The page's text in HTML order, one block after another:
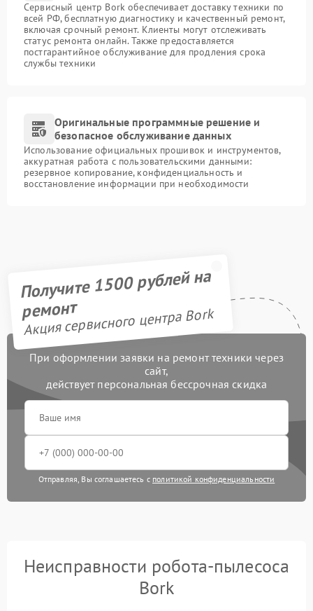
Сервисный центр Bork обеспечивает доставку техники по
всей РФ, бесплатную диагностику и качественный ремонт,
включая срочный ремонт. Клиенты могут отслеживать
статус ремонта онлайн. Также предоставляется
постгарантийное обслуживание для продления срока
службы техники
Оригинальные программные решение и
безопасное обслуживание данных
Использование официальных прошивок и инструментов,
аккуратная работа с пользовательскими данными:
резервное копирование, конфиденциальность и
восстановление информации при необходимости
Получите 1500 рублей на
ремонт
Акция сервисного центра Bork
При оформлении заявки на ремонт техники через
сайт,
действует персональная бессрочная скидка
Отправляя, Вы соглашаетесь с политикой конфиденциальности
Неисправности робота-пылесоса
Bork